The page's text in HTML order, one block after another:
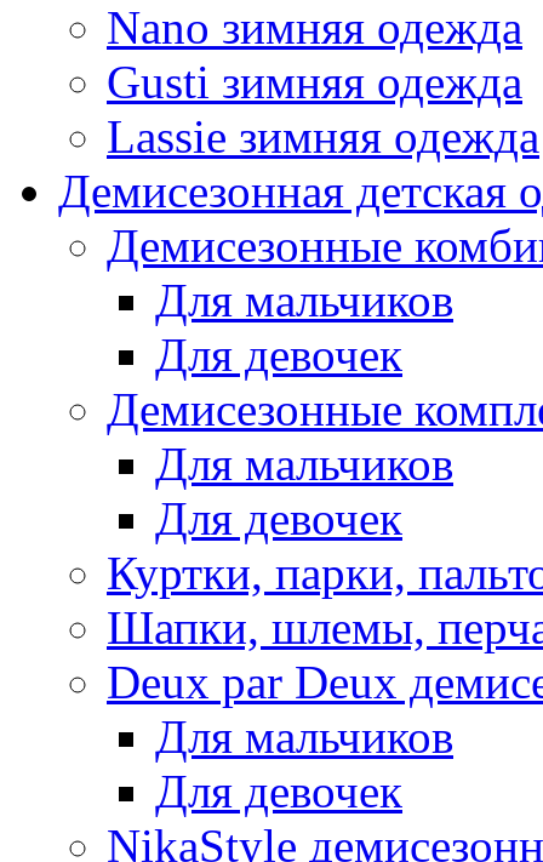
Nano зимняя одежда
Gusti зимняя одежда
Lassie зимняя одежда
Демисезонная детская
Демисезонные
Для мальчиков
Для девочек
Демисезонные
Для мальчиков
Для девочек
Куртки, парки,
Шапки, шлемы,
Deux par Deux
Для мальчиков
Для девочек
NikaStyle